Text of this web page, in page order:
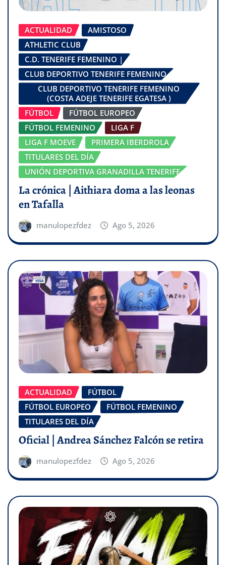
ACTUALIDAD
AMISTOSO
ATHLETIC CLUB
C.D. TENERIFE FEMENINO |
CLUB DEPORTIVO TENERIFE FEMENINO
CLUB DEPORTIVO TENERIFE FEMENINO
(COSTA ADEJE TENERIFE EGATESA )
FÚTBOL
FÚTBOL EUROPEO
FÚTBOL FEMENINO
LIGA F
LIGA F MOEVE
PRIMERA IBERDROLA
TITULARES DEL DÍA
UNIÓN DEPORTIVA GRANADILLA TENERIFE
La crónica | Aithiara doma a las leonas
en Tafalla
manulopezfdez Ago 5, 2026
ACTUALIDAD
FÚTBOL
FÚTBOL EUROPEO
FÚTBOL FEMENINO
TITULARES DEL DÍA
Oficial | Andrea Sánchez Falcón se retira
manulopezfdez Ago 5, 2026